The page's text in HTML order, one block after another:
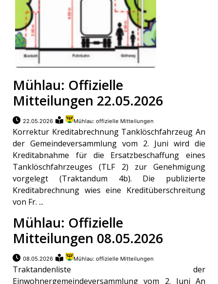
Mühlau: Offizielle
Mitteilungen 22.05.2026
22.05.2026 Mühlau: offizielle Mitteilungen
Korrektur Kreditabrechnung Tanklöschfahrzeug An
der Gemeindeversammlung vom 2. Juni wird die
Kreditabnahme für die Ersatzbeschaffung eines
Tanklöschfahrzeuges (TLF 2) zur Genehmigung
vorgelegt (Traktandum 4b). Die publizierte
Kreditabrechnung wies eine Kreditüberschreitung
von Fr. ...
Mühlau: Offizielle
Mitteilungen 08.05.2026
08.05.2026 Mühlau: offizielle Mitteilungen
Traktandenliste der
Einwohnergemeindeversammlung vom 2. Juni An